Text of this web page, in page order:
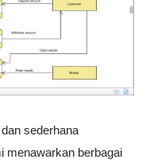
sederhana
menawarkan berbagai